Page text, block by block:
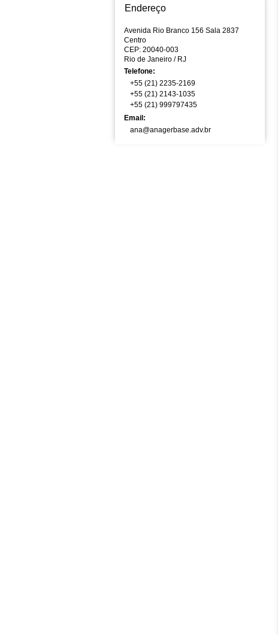
Endereço
Avenida Rio Branco 156 Sala 2837
Centro
CEP: 20040-003
Rio de Janeiro / RJ
Telefone:
+55 (21) 2235-2169
+55 (21) 2143-1035
+55 (21) 999797435
Email:
ana@anagerbase.adv.br